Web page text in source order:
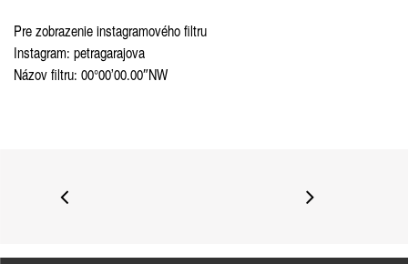
Pre zobrazenie instagramového filtru
Instagram: petragarajova
Názov filtru: 00°00’00.00″NW